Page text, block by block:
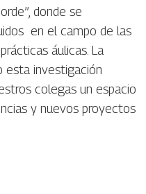
donde se
en el campo de las
áulicas. La
esta investigación
colegas un espacio
y nuevos proyectos